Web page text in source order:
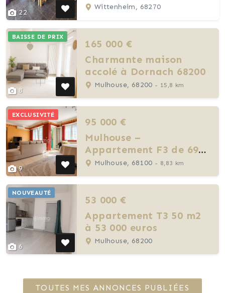
22
Wittenheim, 68270
8
BAISSE DE PRIX
165 000 €
Charmante maison
accolé à Dornach 68200
Mulhouse, 68200 - 15,8 km
9
EXCLUSIVITÉ
95 000 €
Mulhouse –
Appartement F3 de 69
m²Mulhouse, 68100 - 8,83 km
6
NOUVEAUTÉ
53 000 €
Appartement T3 50 m2
à 53 000 euros
Mulhouse, 68200
TOUTES MES ANNONCES PUBLIÉES